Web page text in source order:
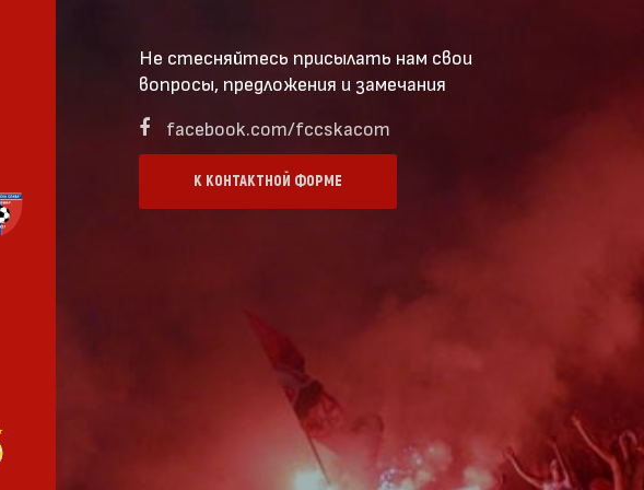
Не стесняйтесь присылать нам свои
вопросы, предложения и замечания
facebook.com/fccskacom
К КОНТАКТНОЙ ФОРМЕ